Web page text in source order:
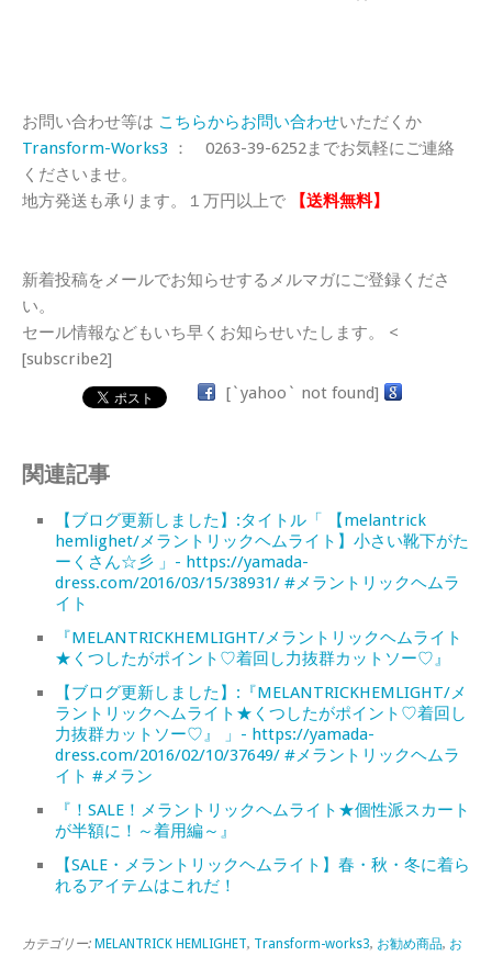
お問い合わせ等は こちらからお問い合わせいただくか
Transform-Works3 ： 0263-39-6252までお気軽にご連絡
くださいませ。
地方発送も承ります。１万円以上で
【送料無料】
新着投稿をメールでお知らせするメルマガにご登録くださ
い。
セール情報などもいち早くお知らせいたします。 <
[subscribe2]
[`yahoo` not found]
関連記事
【ブログ更新しました】:タイトル「 【melantrick
hemlighet/メラントリックヘムライト】小さい靴下がた
ーくさん☆彡 」- https://yamada-
dress.com/2016/03/15/38931/ #メラントリックヘムラ
イト
『MELANTRICKHEMLIGHT/メラントリックヘムライト
★くつしたがポイント♡着回し力抜群カットソー♡』
【ブログ更新しました】:『MELANTRICKHEMLIGHT/メ
ラントリックヘムライト★くつしたがポイント♡着回し
力抜群カットソー♡』 」- https://yamada-
dress.com/2016/02/10/37649/ #メラントリックヘムラ
イト #メラン
『！SALE！メラントリックヘムライト★個性派スカート
が半額に！～着用編～』
【SALE・メラントリックヘムライト】春・秋・冬に着ら
れるアイテムはこれだ！
カテゴリー: MELANTRICK HEMLIGHET, Transform-works3, お勧め商品, お